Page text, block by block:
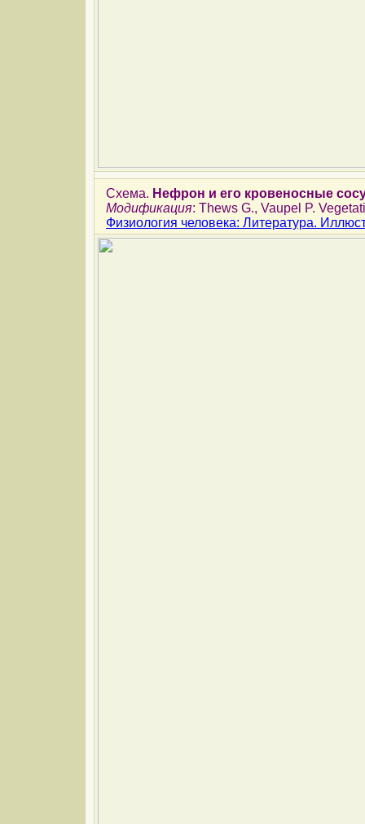
Схема. Нефрон и его кровеносные
Модификация: Thews G., Vaupel P.
Физиология человека: Литература.